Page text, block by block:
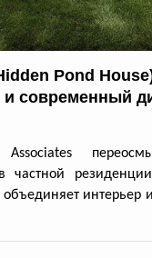
Pond
современный
частной
интерьер